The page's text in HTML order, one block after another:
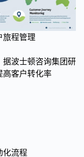
旅程管理
波士顿咨询集团研
高客户转化率
化流程